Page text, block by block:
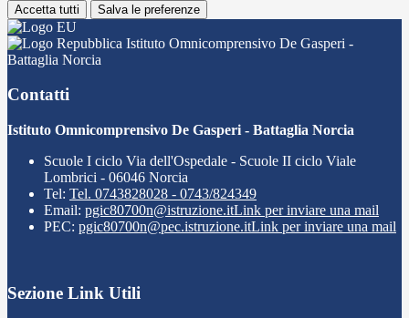
Accetta tutti Salva le preferenze
Istituto Omnicomprensivo De Gasperi -
Battaglia Norcia
Contatti
Istituto Omnicomprensivo De Gasperi - Battaglia Norcia
Scuole I ciclo Via dell'Ospedale - Scuole II ciclo Viale
Lombrici - 06046 Norcia
Tel: Tel. 0743828028 - 0743/824349
Email: pgic80700n@istruzione.itLink per inviare una mail
PEC: pgic80700n@pec.istruzione.itLink per inviare una mail
Sezione Link Utili